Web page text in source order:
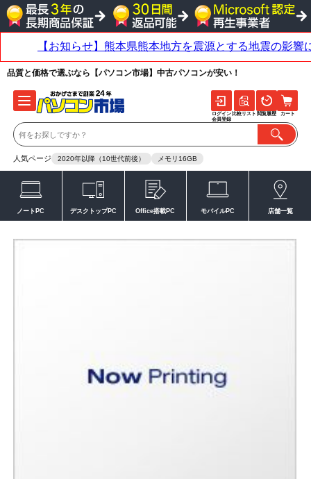
品質と価格で選ぶなら【パソコン市場】中古パソコンが安い！
人気ページ 2020年以降（10世代前後） メモリ16GB
ログイン
会員登録
比較リスト 閲覧履歴 カート
ノートPC デスクトップPC Office搭載PC モバイルPC 店舗一覧